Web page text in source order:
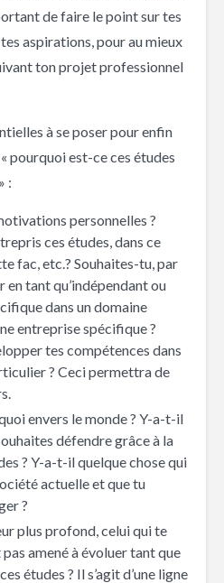
de faire le point sur tes
aspirations, pour au mieux
ton projet professionnel
à se poser pour enfin
pourquoi est-ce ces études
:
personnelles ?
ces études, dans ce
fac, etc.? Souhaites-tu, par
tant qu’indépendant ou
dans un domaine
entreprise spécifique ?
tes compétences dans
? Ceci permettra de
envers le monde ? Y-a-t-il
défendre grâce à la
? Y-a-t-il quelque chose qui
actuelle et que tu
?
plus profond, celui qui te
amené à évoluer tant que
études ? Il s’agit d’une ligne